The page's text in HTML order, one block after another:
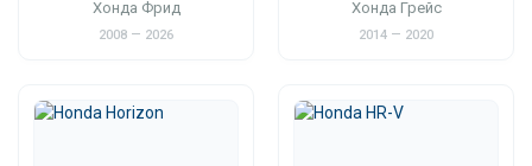
Хонда Фрид
2008 — 2026
Хонда Грейс
2014 — 2020